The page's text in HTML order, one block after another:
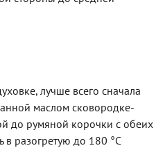
лучше всего сначала
маслом сковородке-
до румяной корочки с обеих
в разогретую до 180 °С